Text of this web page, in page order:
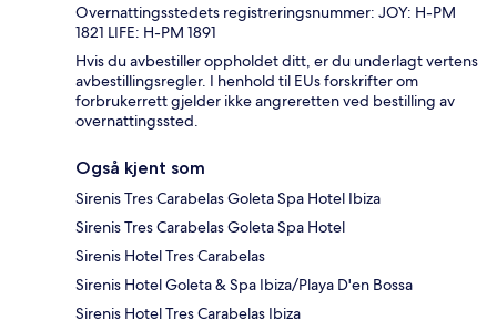
Overnattingsstedets registreringsnummer: JOY: H-PM
1821 LIFE: H-PM 1891
Hvis du avbestiller oppholdet ditt, er du underlagt vertens
avbestillingsregler. I henhold til EUs forskrifter om
forbrukerrett gjelder ikke angreretten ved bestilling av
overnattingssted.
Også kjent som
Sirenis Tres Carabelas Goleta Spa Hotel Ibiza
Sirenis Tres Carabelas Goleta Spa Hotel
Sirenis Hotel Tres Carabelas
Sirenis Hotel Goleta & Spa Ibiza/Playa D'en Bossa
Sirenis Hotel Tres Carabelas Ibiza